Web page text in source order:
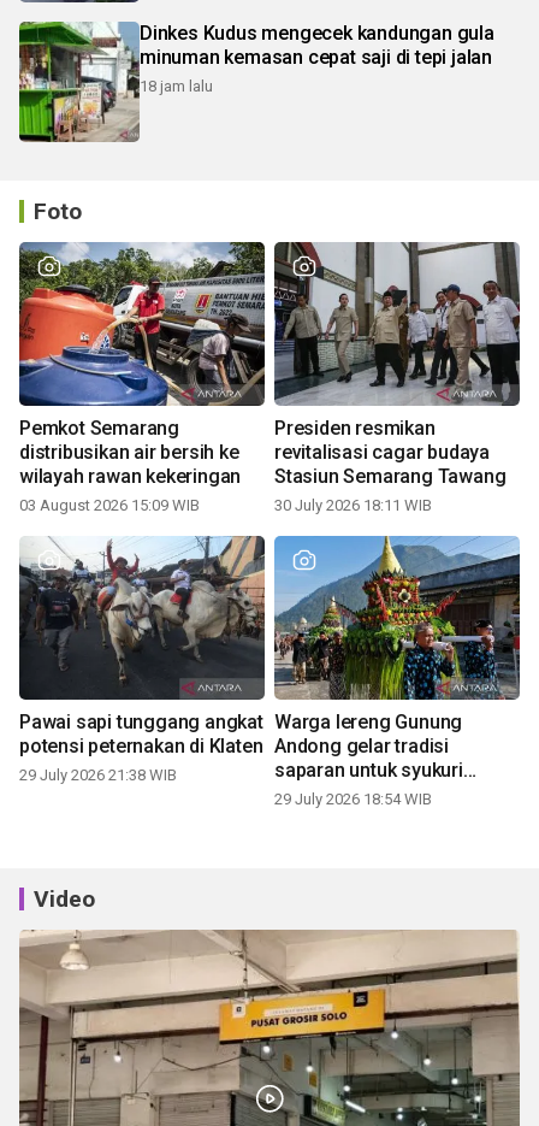
Dinkes Kudus mengecek kandungan gula
minuman kemasan cepat saji di tepi jalan
18 jam lalu
Foto
Pemkot Semarang
distribusikan air bersih ke
wilayah rawan kekeringan
03 August 2026 15:09 WIB
Presiden resmikan
revitalisasi cagar budaya
Stasiun Semarang Tawang
30 July 2026 18:11 WIB
Pawai sapi tunggang angkat
potensi peternakan di Klaten
29 July 2026 21:38 WIB
Warga lereng Gunung
Andong gelar tradisi
saparan untuk syukuri
panen
29 July 2026 18:54 WIB
Video